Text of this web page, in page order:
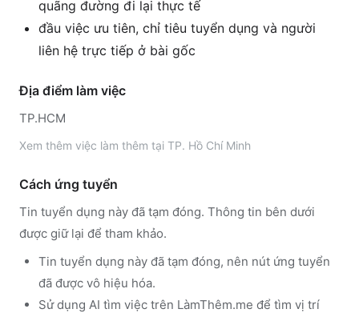
quãng đường đi lại thực tế
đầu việc ưu tiên, chỉ tiêu tuyển dụng và người
liên hệ trực tiếp ở bài gốc
Địa điểm làm việc
TP.HCM
Xem thêm việc làm thêm tại TP. Hồ Chí Minh
Cách ứng tuyển
Tin tuyển dụng này đã tạm đóng. Thông tin bên dưới
được giữ lại để tham khảo.
Tin tuyển dụng này đã tạm đóng, nên nút ứng tuyển
đã được vô hiệu hóa.
Sử dụng AI tìm việc trên LàmThêm.me để tìm vị trí